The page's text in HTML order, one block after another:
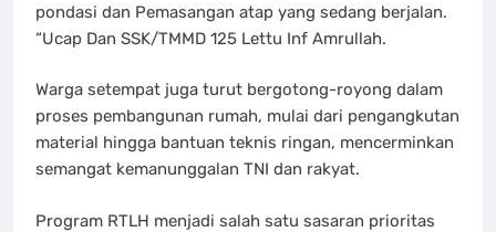
pondasi dan Pemasangan atap yang sedang berjalan.
“Ucap Dan SSK/TMMD 125 Lettu Inf Amrullah.
Warga setempat juga turut bergotong-royong dalam
proses pembangunan rumah, mulai dari pengangkutan
material hingga bantuan teknis ringan, mencerminkan
semangat kemanunggalan TNI dan rakyat.
Program RTLH menjadi salah satu sasaran prioritas